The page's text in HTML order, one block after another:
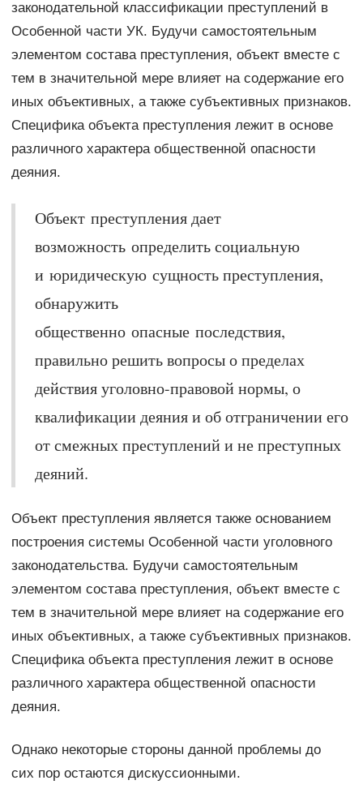
законодательной классификации преступлений в
Особенной части УК. Будучи самостоятельным
элементом состава преступления, объект вместе с
тем в значительной мере влияет на содержание его
иных объективных, а также субъективных признаков.
Специфика объекта преступления лежит в основе
различного характера общественной опасности
деяния.
Объект преступления дает
возможность определить социальную
и юридическую сущность преступления,
обнаружить
общественно опасные последствия,
правильно решить вопросы о пределах
действия уголовно-правовой нормы, о
квалификации деяния и об отграничении его
от смежных преступлений и не преступных
деяний.
Объект преступления является также основанием
построения системы Особенной части уголовного
законодательства. Будучи самостоятельным
элементом состава преступления, объект вместе с
тем в значительной мере влияет на содержание его
иных объективных, а также субъективных признаков.
Специфика объекта преступления лежит в основе
различного характера общественной опасности
деяния.
Однако некоторые стороны данной проблемы до
сих пор остаются дискуссионными.